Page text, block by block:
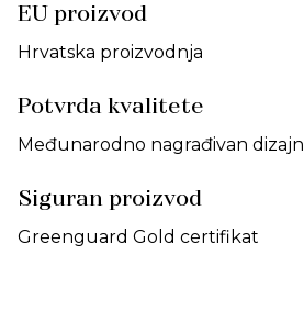
EU proizvod
Hrvatska proizvodnja
Potvrda kvalitete
Međunarodno nagrađivan dizajn
Siguran proizvod
Greenguard Gold certifikat